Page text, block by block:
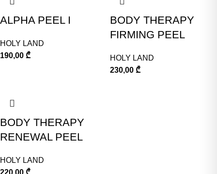
ALPHA PEEL I
HOLY LAND
190,00 ₾
BODY THERAPY
FIRMING PEEL
HOLY LAND
230,00 ₾
BODY THERAPY
RENEWAL PEEL
HOLY LAND
220,00 ₾